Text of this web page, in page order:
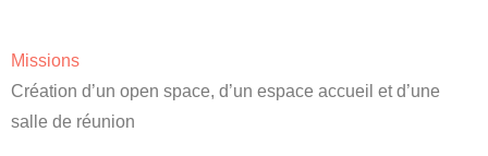
Missions
Création d’un open space, d’un espace accueil et d’une
salle de réunion